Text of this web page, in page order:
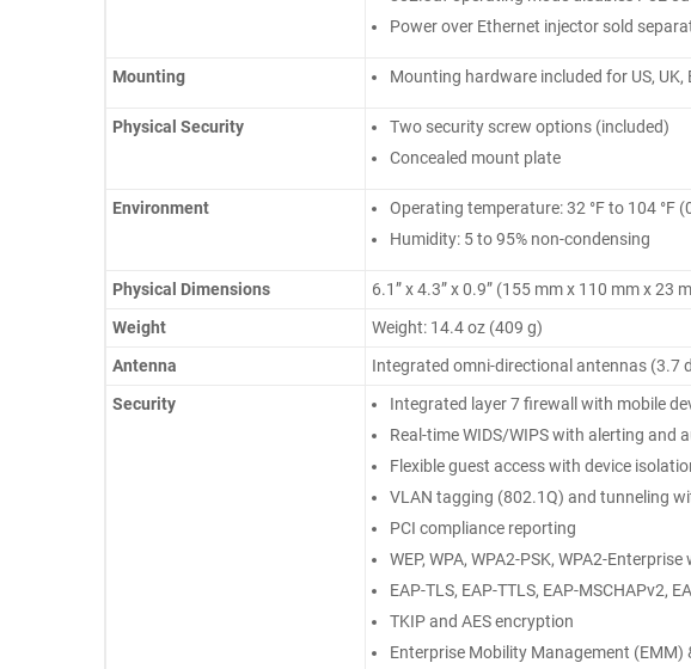
Power over Ethernet injector sold
Mounting Mounting hardware included for US, UK,
Physical Security
Two security screw options (included)
Concealed mount plate
Environment
Operating temperature: 32 °F to 104 °F
Humidity: 5 to 95% non-condensing
Physical Dimensions
6.1” x 4.3” x 0.9” (155 mm x 110 mm x
Weight
Weight: 14.4 oz (409 g)
Antenna
Integrated omni-directional antennas (3.7
Security
Integrated layer 7 firewall with mobile
Real-time WIDS/WIPS with alerting and
Flexible guest access with device
VLAN tagging (802.1Q) and tunneling
PCI compliance reporting
WEP, WPA, WPA2-PSK, WPA2-
EAP-TLS, EAP-TTLS, EAP-MSCHAPv2,
TKIP and AES encryption
Enterprise Mobility Management